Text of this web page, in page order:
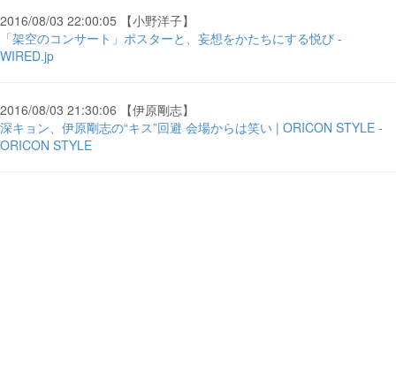
2016/08/03 22:00:05 【小野洋子】
「架空のコンサート」ポスターと、妄想をかたちにする悦び -
WIRED.jp
2016/08/03 21:30:06 【伊原剛志】
深キョン、伊原剛志の“キス”回避 会場からは笑い | ORICON STYLE -
ORICON STYLE